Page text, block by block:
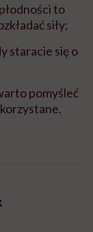
to
siły;
staracie się o
pomyśleć